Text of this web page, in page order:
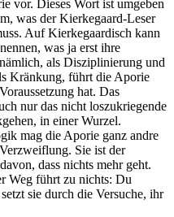
vor. Dieses Wort ist umgeben
was der Kierkegaard-Leser
Auf Kierkegaardisch kann
was ja erst ihre
als Disziplinierung und
Kränkung, führt die Aporie
hat. Das
nur das nicht loszukriegende
in einer Wurzel.
mag die Aporie ganz andre
Sie ist der
dass nichts mehr geht.
Weg führt zu nichts: Du
sie durch die Versuche, ihr